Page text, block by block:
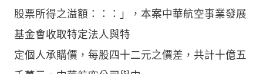
股票所得之溢額：：：」，本案中華航空事業發展
基金會收取特定法人與特
定個人承購價，每股四十二元之價差，共計十億五